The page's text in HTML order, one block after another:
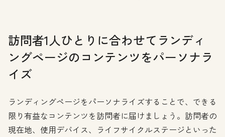
訪問者1人ひとりに合わせてランディ
ングページのコンテンツをパーソナラ
イズ
ランディングページをパーソナライズすることで、できる
限り有益なコンテンツを訪問者に届けましょう。訪問者の
現在地、使用デバイス、ライフサイクルステージといった